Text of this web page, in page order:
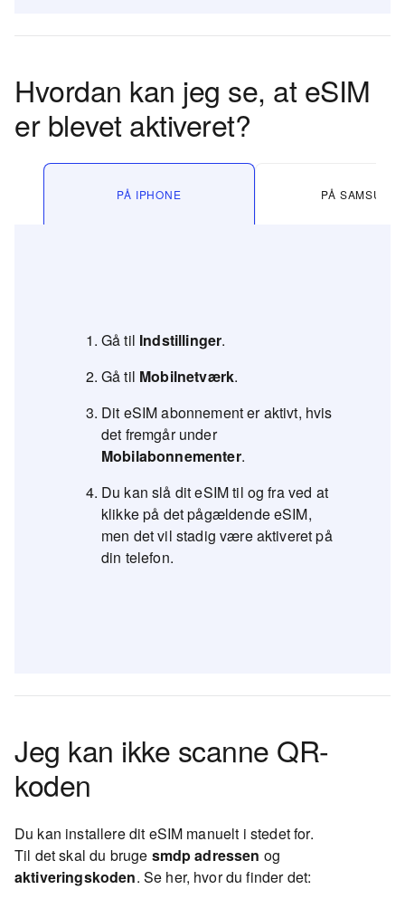
Hvordan kan jeg se, at eSIM
er blevet aktiveret?
PÅ IPHONE PÅ SAMSUNG
Gå til Indstillinger.
Gå til Mobilnetværk.
Dit eSIM abonnement er aktivt, hvis
det fremgår under
Mobilabonnementer.
Du kan slå dit eSIM til og fra ved at
klikke på det pågældende eSIM,
men det vil stadig være aktiveret på
din telefon.
Jeg kan ikke scanne QR-
koden
Du kan installere dit eSIM manuelt i stedet for.
Til det skal du bruge smdp adressen og
aktiveringskoden. Se her, hvor du finder det: